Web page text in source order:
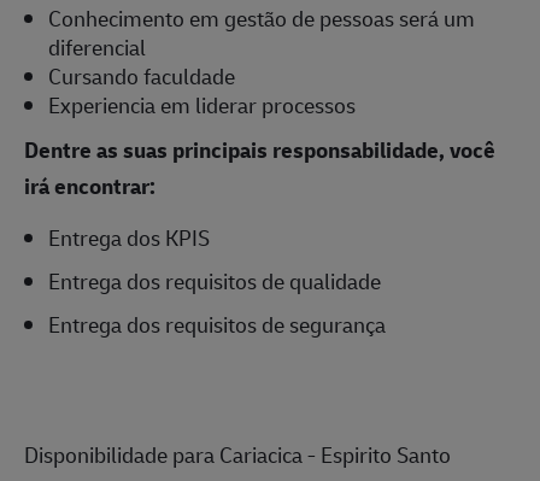
Conhecimento em gestão de pessoas será um
diferencial
Cursando faculdade
Experiencia em liderar processos
Dentre as suas principais responsabilidade, você
irá encontrar:
Entrega dos KPIS
Entrega dos requisitos de qualidade
Entrega dos requisitos de segurança
Disponibilidade para Cariacica - Espirito Santo